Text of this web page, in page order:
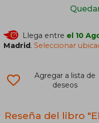
Llega entre el 10
Madrid.Seleccionar
Agregar a lista de
deseos
Reseña del libro